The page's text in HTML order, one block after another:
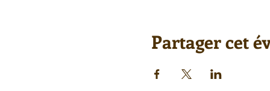
Partager cet